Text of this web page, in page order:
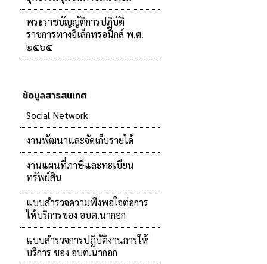
พระราชบัญญัติการปฏิบัติ
ราชการทางอิเล็กทรอนิกส์ พ.ศ.
๒๕๖๕
ข้อมูลสารสนเทศ
Social Network
งานพัฒนาและจัดเก็บรายได้
งานแผนที่ภาษีและทะเบียน
ทรัพย์สิน
แบบสำรวจความพึงพอใจต่อการ
ให้บริการของ อบต.นากอก
แบบสำรวจการปฏิบัติงานการให้
บริการ ของ อบต.นากอก